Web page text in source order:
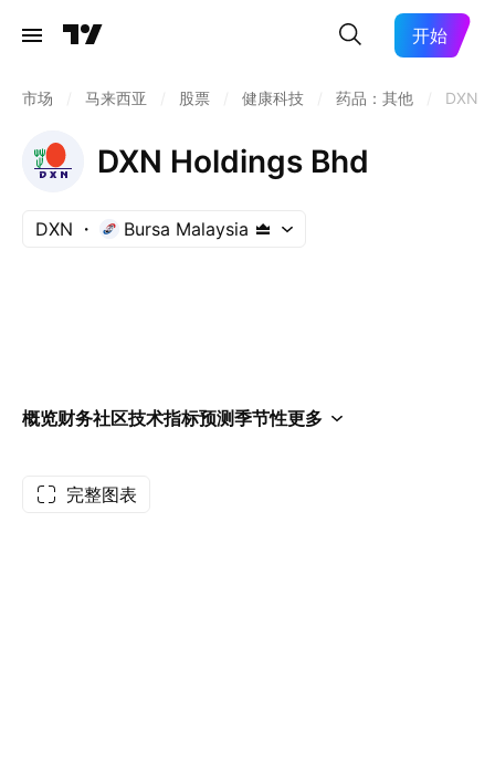
开始
市场 马来西亚 股票 健康科技 药品：其他 DXN
DXN Holdings Bhd
DXN Bursa Malaysia
概览财务社区技术指标预测季节性更多
完整图表